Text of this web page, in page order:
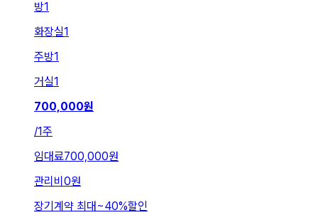
방1
화장실1
주방1
거실1
700,000원
/1주
임대료700,000원
관리비 0원
장기계약 최대~40%할인